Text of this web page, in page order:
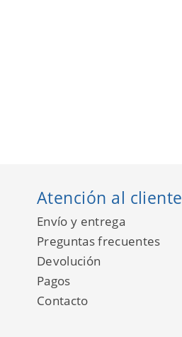
Atención al cliente
Envío y entrega
Preguntas frecuentes
Devolución
Pagos
Contacto